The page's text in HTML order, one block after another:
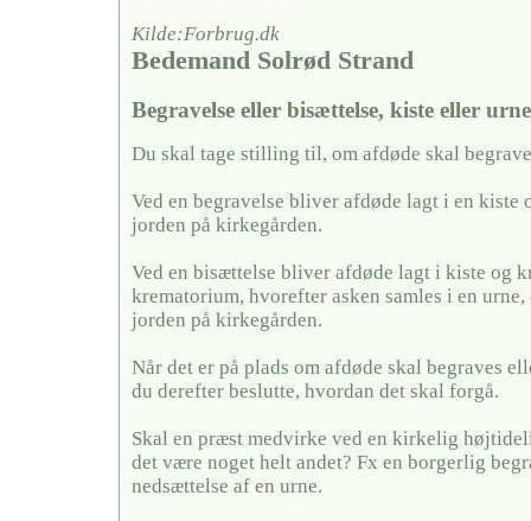
Kilde:Forbrug.dk
Bedemand Solrød Strand
Begravelse eller bisættelse, kiste eller
Du skal tage stilling til, om afdøde skal
Ved en begravelse bliver afdøde lagt i en kiste
jorden på kirkegården.
Ved en bisættelse bliver afdøde lagt i kiste og
krematorium, hvorefter asken samles i en
jorden på kirkegården.
Når det er på plads om afdøde skal begraves
du derefter beslutte, hvordan det skal forgå.
Skal en præst medvirke ved en kirkelig
det være noget helt andet? Fx en borgerlig
nedsættelse af en urne.